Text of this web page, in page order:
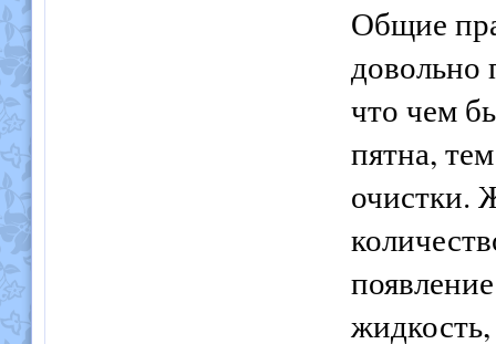
Общие
довольно
что чем
пятна,
очистки.